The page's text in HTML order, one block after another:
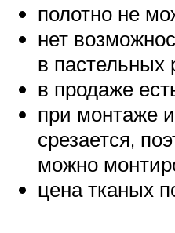
полотно не
нет
в пастельных
в продаже
при монтаже
срезается,
можно
цена тканых